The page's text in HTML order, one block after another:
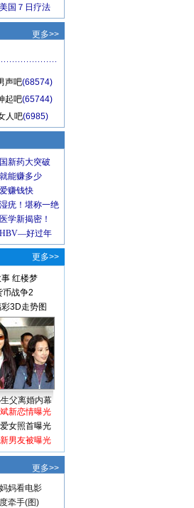
更多>>
声吧(68574)
起吧(65744)
人吧(6985)
更多>>
红楼梦
币战争2
3D走势图
父离婚内幕
新恋情曝光
女照首曝光
男友被曝光
更多>>
妈看电影
牵手(图)